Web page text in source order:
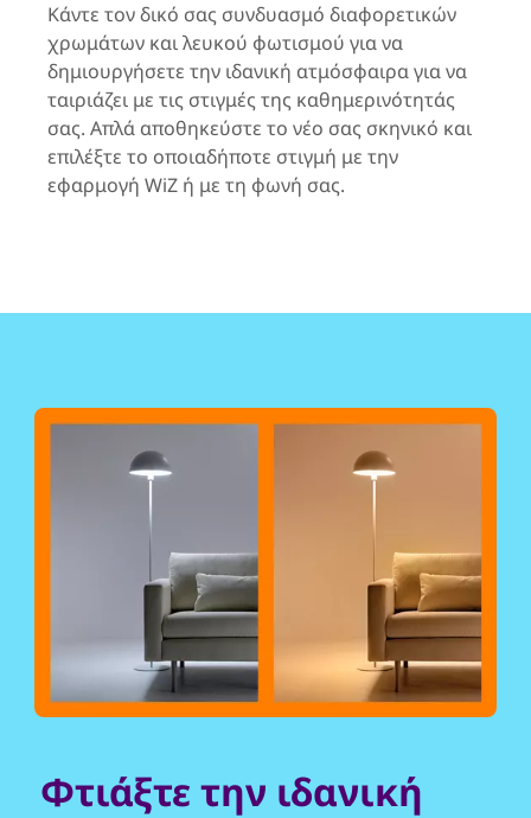
Κάντε τον δικό σας συνδυασμό διαφορετικών
χρωμάτων και λευκού φωτισμού για να
δημιουργήσετε την ιδανική ατμόσφαιρα για να
ταιριάζει με τις στιγμές της καθημερινότητάς
σας. Απλά αποθηκεύστε το νέο σας σκηνικό και
επιλέξτε το οποιαδήποτε στιγμή με την
εφαρμογή WiZ ή με τη φωνή σας.
Φτιάξτε την ιδανική